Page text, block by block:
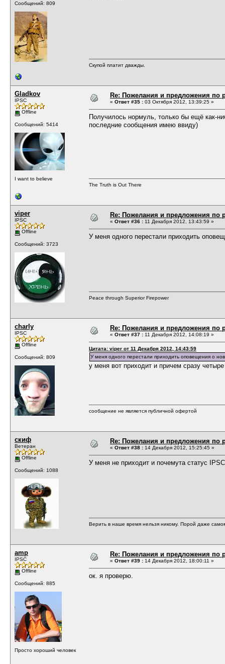
Сообщений: 809
Скупой платит дважды.
Gladkov
IPSC
Offline
Сообщений: 5414
I want to believe
Re: Пожелания и предложения по
« Ответ #35 : 03 Октября 2012, 13:39:25 »
Получилось нормуль, только бы ещё как-
последние сообщения имею ввиду)
The Truth is Out There
viper
IPSC
Offline
Сообщений: 3723
Re: Пожелания и предложения по
« Ответ #36 : 11 Декабря 2012, 13:43:59 »
У меня одного перестали приходить
Peace through Superior Firepower
charly
IPSC
Offline
Сообщений: 809
Re: Пожелания и предложения по
« Ответ #37 : 11 Декабря 2012, 14:08:19 »
Цитата: viper от 11 Декабря 2012, 14:43:59
У меня одного перестали приходить оповещения о
у меня вот приходит и причем сразу
сообщение не является публичной офертой
скиф
Ветеран
Offline
Сообщений: 1088
Re: Пожелания и предложения по
« Ответ #38 : 14 Декабря 2012, 15:25:45 »
У меня не приходит и почемута статус
Верить в наше время нельзя никому. Порой даже
amp
IPSC
Offline
Сообщений: 885
Просто хороший человек
Re: Пожелания и предложения по
« Ответ #39 : 14 Декабря 2012, 18:00:11 »
ок. я проверю.